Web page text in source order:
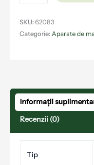
SKU:62083
Categorie: Aparate de
Informații
Recenzii (0)
Tip